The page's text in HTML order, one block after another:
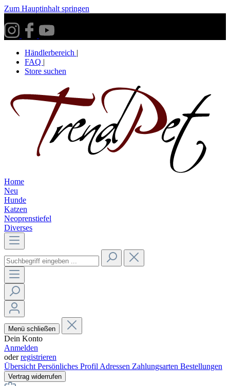
Zum Hauptinhalt springen
Händlerbereich |
FAQ |
Store suchen
Home
Neu
Hunde
Katzen
Neoprenstiefel
Diverses
Menü schließen
Dein Konto
Anmelden
oderregistrieren
Übersicht Persönliches Profil Adressen Zahlungsarten Bestellungen
Vertrag widerrufen